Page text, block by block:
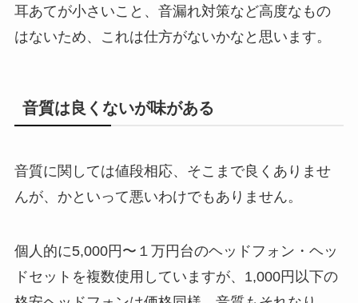
耳あてが小さいこと、音漏れ対策など高度なもの
はないため、これは仕方がないかなと思います。
音質は良くないが味がある
音質に関しては値段相応、そこまで良くありませ
んが、かといって悪いわけでもありません。
個人的に5,000円〜１万円台のヘッドフォン・ヘッ
ドセットを複数使用していますが、1,000円以下の